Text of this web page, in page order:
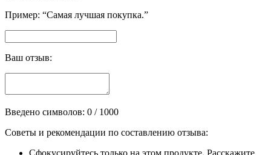
Пример: “Самая лучшая покупка.”
Ваш отзыв:
Введено символов: 0 / 1000
Советы и рекомендации по составлению отзыва:
Сфокусируйтесь только на этом продукте. Расскажите